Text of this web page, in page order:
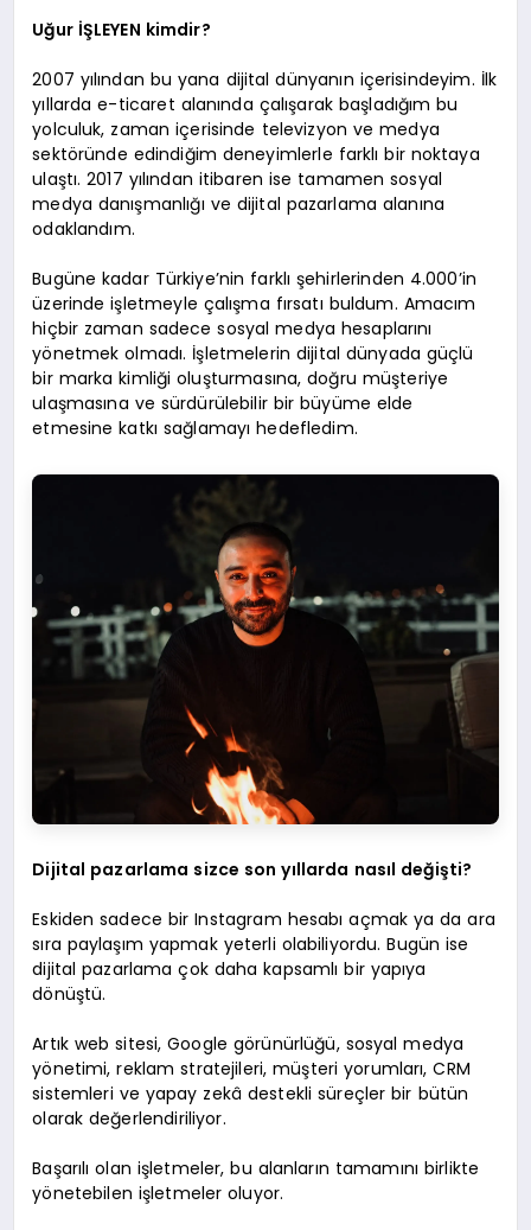
Uğur İŞLEYEN kimdir?
2007 yılından bu yana dijital dünyanın içerisindeyim. İlk
yıllarda e-ticaret alanında çalışarak başladığım bu
yolculuk, zaman içerisinde televizyon ve medya
sektöründe edindiğim deneyimlerle farklı bir noktaya
ulaştı. 2017 yılından itibaren ise tamamen sosyal
medya danışmanlığı ve dijital pazarlama alanına
odaklandım.
Bugüne kadar Türkiye’nin farklı şehirlerinden 4.000’in
üzerinde işletmeyle çalışma fırsatı buldum. Amacım
hiçbir zaman sadece sosyal medya hesaplarını
yönetmek olmadı. İşletmelerin dijital dünyada güçlü
bir marka kimliği oluşturmasına, doğru müşteriye
ulaşmasına ve sürdürülebilir bir büyüme elde
etmesine katkı sağlamayı hedefledim.
Dijital pazarlama sizce son yıllarda nasıl değişti?
Eskiden sadece bir Instagram hesabı açmak ya da ara
sıra paylaşım yapmak yeterli olabiliyordu. Bugün ise
dijital pazarlama çok daha kapsamlı bir yapıya
dönüştü.
Artık web sitesi, Google görünürlüğü, sosyal medya
yönetimi, reklam stratejileri, müşteri yorumları, CRM
sistemleri ve yapay zekâ destekli süreçler bir bütün
olarak değerlendiriliyor.
Başarılı olan işletmeler, bu alanların tamamını birlikte
yönetebilen işletmeler oluyor.